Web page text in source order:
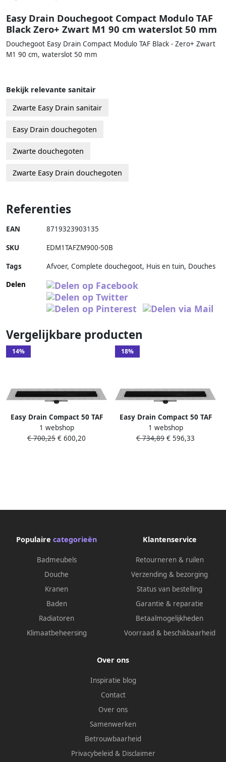
Easy Drain Douchegoot Compact Modulo TAF
Black Zero+ Zwart M1 90 cm waterslot 50 mm
Douchegoot Easy Drain Compact Modulo TAF Black - Zero+ Zwart
M1 90 cm, waterslot 50 mm
Bekijk relevante sanitair
Zwarte Easy Drain sanitair
Easy Drain douchegoten
Zwarte douchegoten
Zwarte Easy Drain douchegoten
Referenties
EAN 8719323903135
SKU EDM1TAFZM900-50B
Tags
Afvoer, Complete douchegoot, Huis en tuin, Douches
Delen
Vergelijkbare producten
14%
Easy Drain Compact 50 TAF
Modulo douchegoot RVS m.
Zero+ rooster waterslot
1 webshop
€ 700,25 € 600,20
18%
Easy Drain Compact 50 TAF
Modulo douchegoot RVS m.
Zero+ rooster waterslot
1 webshop
€ 734,89 € 596,33
Populaire categorieën
Badmeubels
Douche
Kranen
Baden
Radiatoren
Klimaatbeheersing
Klantenservice
Retourneren & ruilen
Verzending & bezorging
Status van bestelling
Garantie & reparatie
Betaalmogelijkheden
Voorraad & beschikbaarheid
Over ons
Inspiratie blog
Contact
Over ons
Samenwerken
Betrouwbaarheid
Privacybeleid & Disclaimer